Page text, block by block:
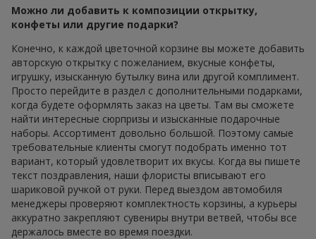
Можно ли добавить к композиции открытку,
конфеты или другие подарки?
Конечно, к каждой цветочной корзине вы можете добавить
авторскую открытку с пожеланием, вкусные конфеты,
игрушку, изысканную бутылку вина или другой комплимент.
Просто перейдите в раздел с дополнительными подарками,
когда будете оформлять заказ на цветы. Там вы сможете
найти интересные сюрпризы и изысканные подарочные
наборы. Ассортимент довольно большой. Поэтому самые
требовательные клиенты смогут подобрать именно тот
вариант, который удовлетворит их вкусы. Когда вы пишете
текст поздравления, наши флористы вписывают его
шариковой ручкой от руки. Перед выездом автомобиля
менеджеры проверяют комплектность корзины, а курьеры
аккуратно закрепляют сувениры внутри ветвей, чтобы все
держалось вместе во время поездки.